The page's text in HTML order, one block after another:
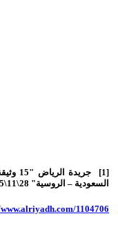
[1]
السعودية – الروسية" 28\11\2015
1104706